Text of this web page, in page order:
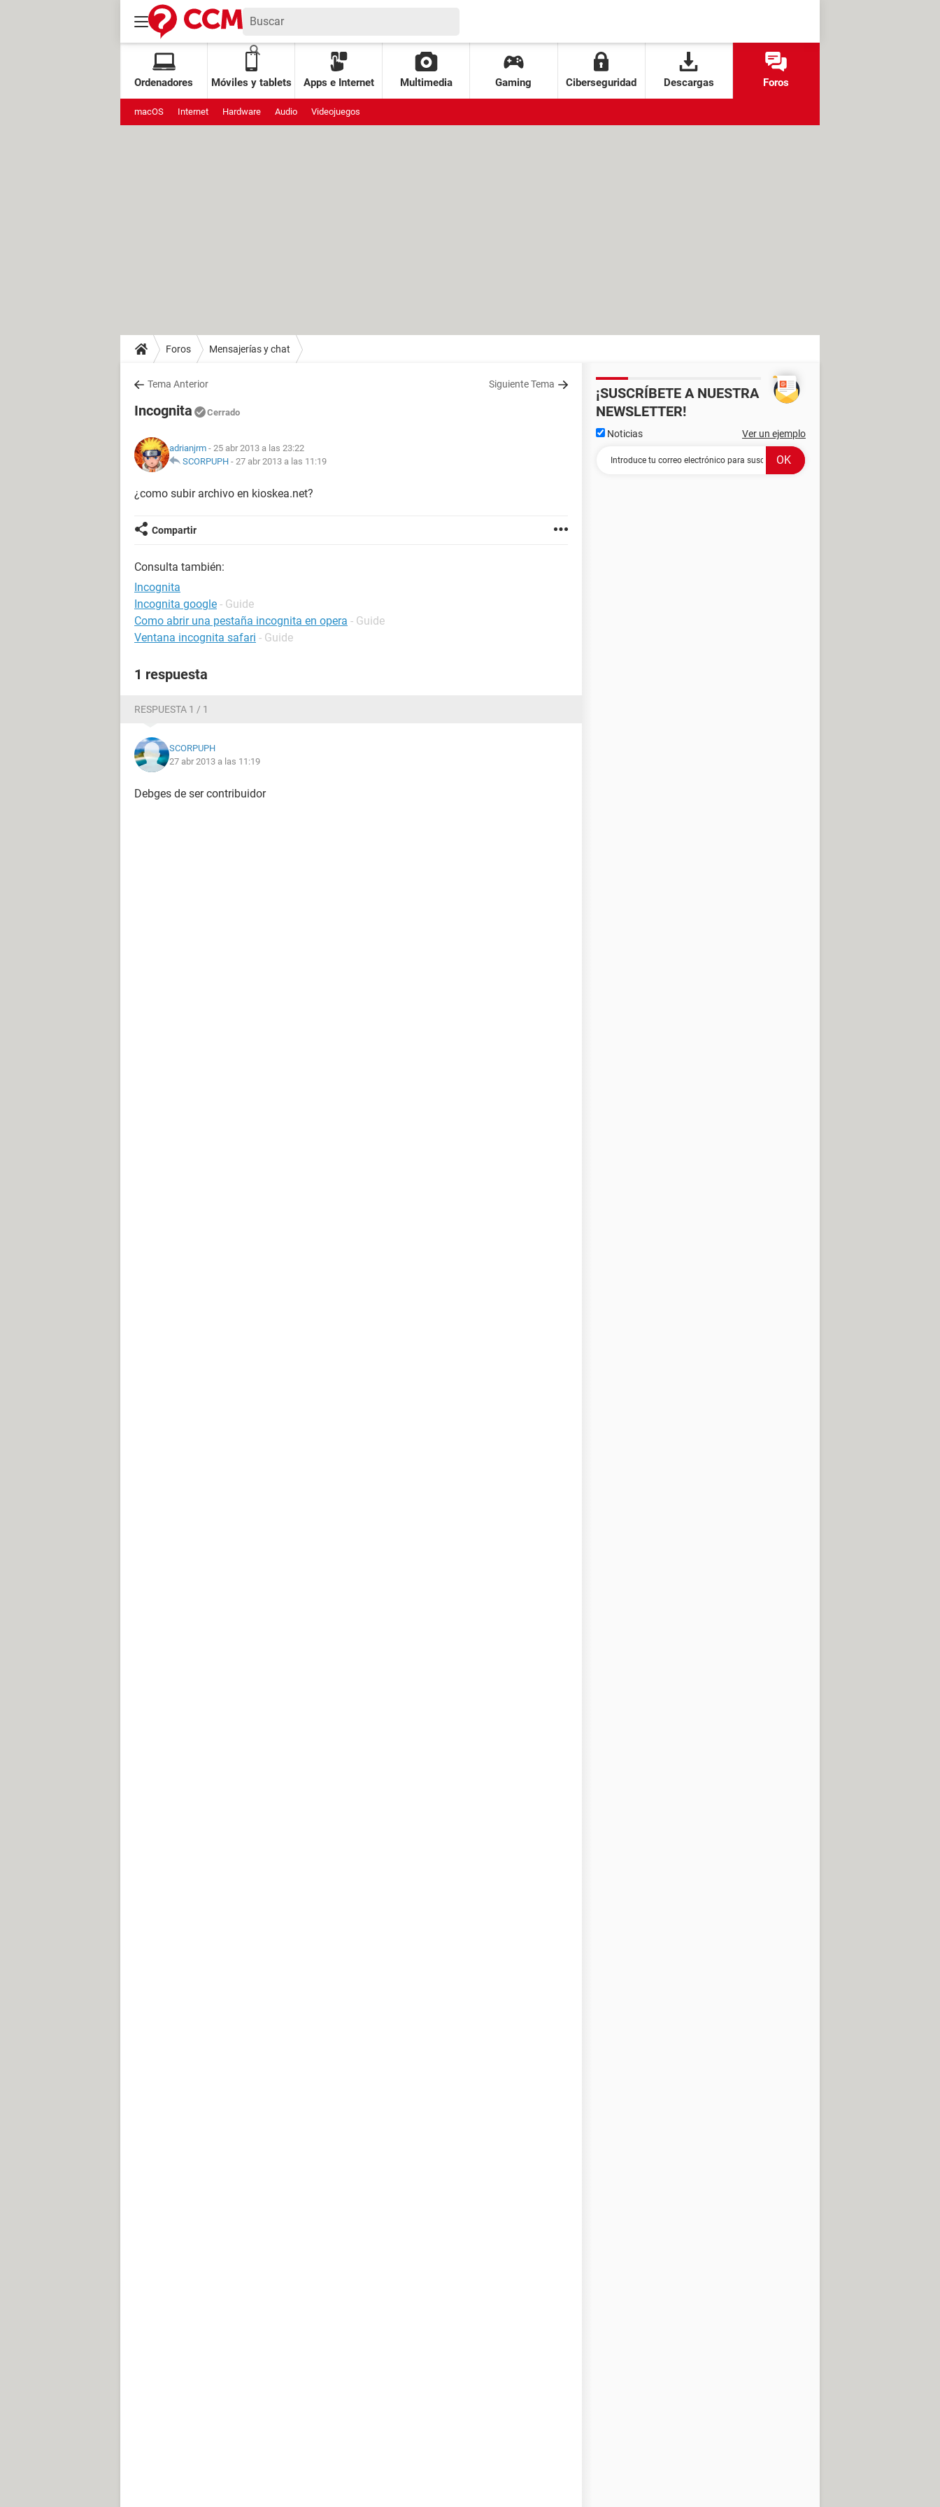
Ordenadores Móviles y tablets Apps e Internet Multimedia Gaming Ciberseguridad Descargas Foros
macOS Internet Hardware Audio Videojuegos
Foros Mensajerías y chat
Tema Anterior Siguiente Tema
Incognita Cerrado
adrianjrm - 25 abr 2013 a las 23:22
SCORPUPH - 27 abr 2013 a las 11:19
¿como subir archivo en kioskea.net?
Compartir
Consulta también:
Incognita
Incognita google - Guide
Como abrir una pestaña incognita en opera - Guide
Ventana incognita safari - Guide
1 respuesta
RESPUESTA 1 / 1
SCORPUPH
27 abr 2013 a las 11:19
Debges de ser contribuidor
¡SUSCRÍBETE A NUESTRA
NEWSLETTER!
Noticias Ver un ejemplo